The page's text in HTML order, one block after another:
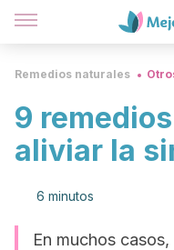
Remedios naturales
9
aliviar la
6 minutos
En muchos